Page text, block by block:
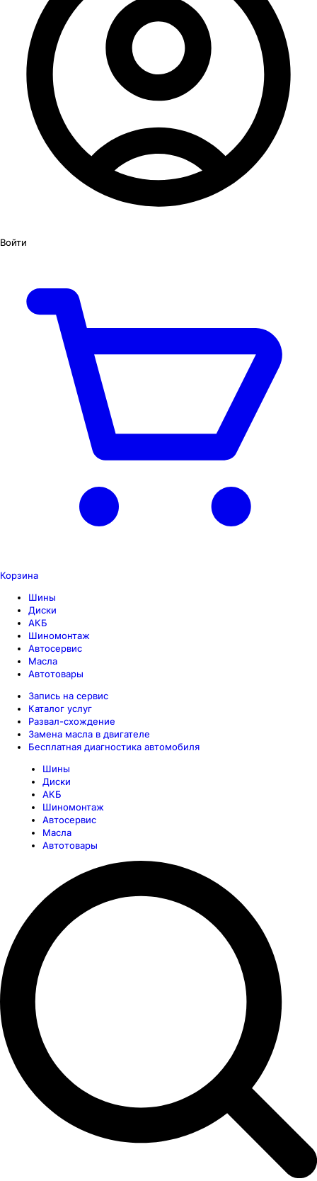
Войти
Корзина
Шины
Диски
АКБ
Шиномонтаж
Автосервис
Масла
Автотовары
Запись на сервис
Каталог услуг
Развал-схождение
Замена масла в двигателе
Бесплатная диагностика автомобиля
Шины
Диски
АКБ
Шиномонтаж
Автосервис
Масла
Автотовары